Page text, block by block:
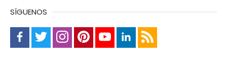
SÍGUENOS